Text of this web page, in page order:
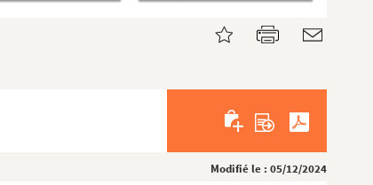
Modifié le : 05/12/2024